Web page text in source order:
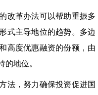
改革办法可以帮助重振多
式主导地位的趋势。多边
高度优惠融资的份额，由
的地位。
法，努力确保投资促进国